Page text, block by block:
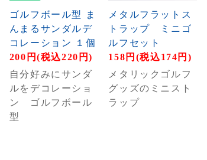
ゴルフボール型 ま
んまるサンダルデ
コレーション １個
200円(税込220円)
自分好みにサンダ
ルをデコレーショ
ン ゴルフボール
型
メタルフラットス
トラップ ミニゴ
ルフセット
158円(税込174円)
メタリックゴルフ
グッズのミニスト
ラップ